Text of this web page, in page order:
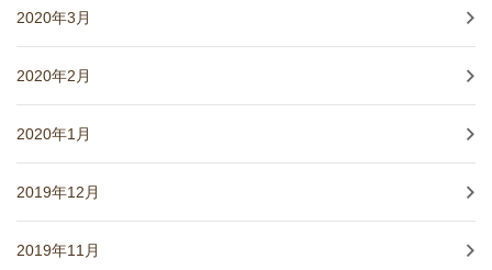
2020年3月
2020年2月
2020年1月
2019年12月
2019年11月